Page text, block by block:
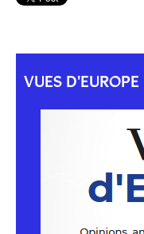
VUES D'EUROPE